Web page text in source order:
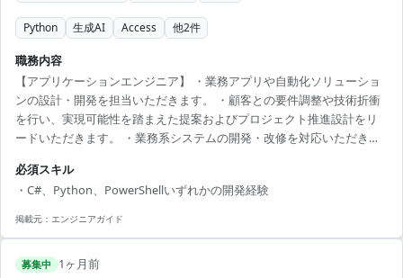
Python 生成AI Access 他2件
職務内容
【アプリケーションエンジニア】 ・業務アプリや自動化ソリューショ
ンの設計・開発を担当いただきます。 ・顧客との要件調整や技術折衝
を行い、実現可能性を踏まえた提案およびプロジェクト推進設計をリ
ードいただきます。 ・業務系システムの開発・改修を対応いただきま
いただきます。 ・顧客向け業務システムの開発・改修・運用保守を担
当いただきます。 ・AI（生成AI等）を活用した開発・自動化の企画、
PoC、業務適用の推進を担当いただきます。 【担当製品】 アプリケー
必須スキル
・C#、Python、PowerShellいずれかの開発経験
掲載元： エンジニアガイド
募集中 1ヶ月前